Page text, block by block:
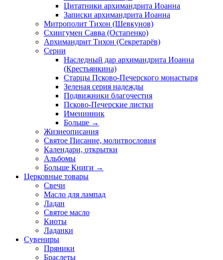
Цитатники архимандрита Иоанна
Записки архимандрита Иоанна
Митрополит Тихон (Шевкунов)
Схиигумен Савва (Остапенко)
Архимандрит Тихон (Секретарёв)
Серии
Наследный дар архимандрита Иоанна
(Крестьянкина)
Старцы Псково-Печерского монастыря
Зеленая серия надежды
Подвижники благочестия
Псково-Печерские листки
Именинник
Больше →
Жизнеописания
Святое Писание, молитвословия
Календари, открытки
Альбомы
Больше Книги →
Церковные товары
Свечи
Масло для лампад
Ладан
Святое масло
Киоты
Ладанки
Сувениры
Пряники
Браслеты